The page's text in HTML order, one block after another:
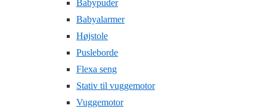
Babypuder
Babyalarmer
Højstole
Pusleborde
Flexa seng
Stativ til vuggemotor
Vuggemotor